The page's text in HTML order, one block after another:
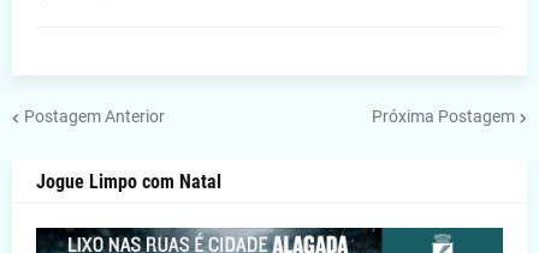
Postagem Anterior Próxima Postagem
Jogue Limpo com Natal